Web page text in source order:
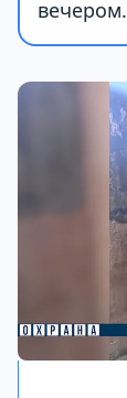
вечером.